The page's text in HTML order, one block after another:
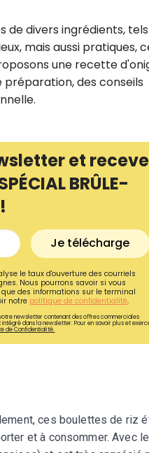
de divers ingrédients,
mais aussi pratiques,
une recette
préparation, des conseils
et
BRÛLE-
Je télécharge
le taux d'ouverture des courriels
Nous pourrons savoir si vous
des informations sur le terminal
notre politique de confidentialité.
newsletter contenant des offres commerciales
dans la newsletter. Pour en savoir plus et
de Confidentialité.
ces boulettes de riz
et à consommer. Avec le
que la newsletter